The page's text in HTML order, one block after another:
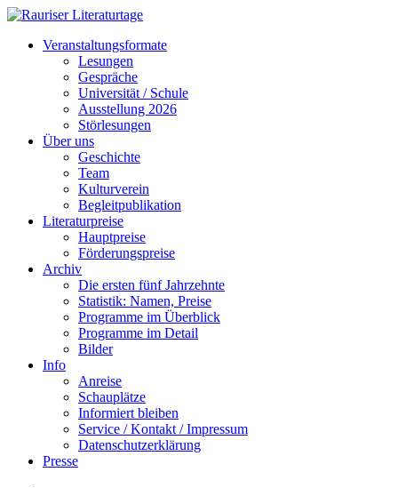
Veranstaltungsformate
Lesungen
Gespräche
Universität / Schule
Ausstellung 2026
Störlesungen
Über uns
Geschichte
Team
Kulturverein
Begleitpublikation
Literaturpreise
Hauptpreise
Förderungspreise
Archiv
Die ersten fünf Jahrzehnte
Statistik: Namen, Preise
Programme im Überblick
Programme im Detail
Bilder
Info
Anreise
Schauplätze
Informiert bleiben
Service / Kontakt / Impressum
Datenschutzerklärung
Presse